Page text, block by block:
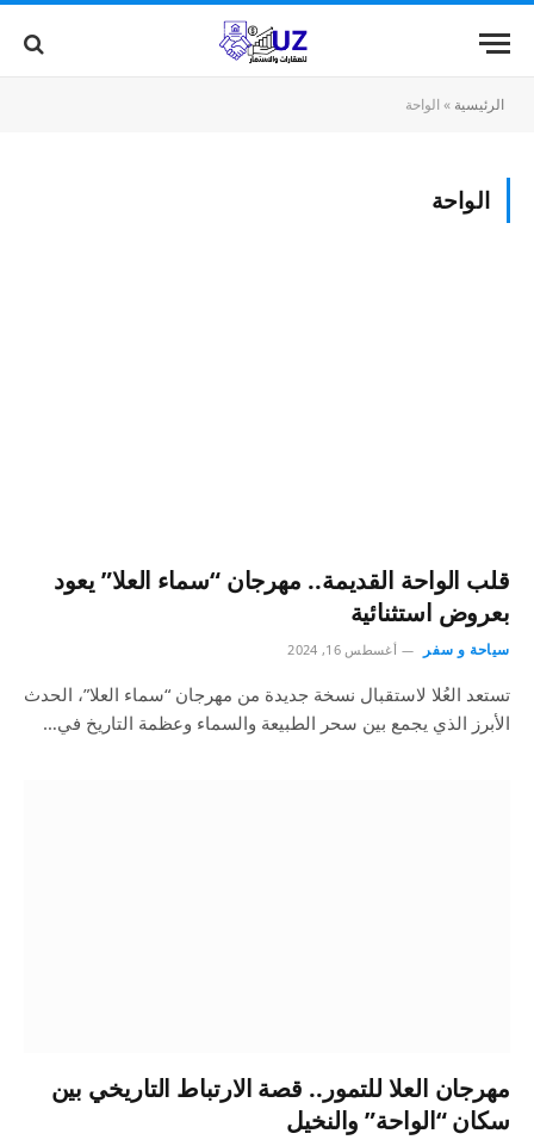
الرئيسية » الواحة
الواحة
قلب الواحة القديمة.. مهرجان “سماء العلا” يعود
بعروض استثنائية
سياحة و سفر أغسطس 16, 2024
تستعد العُلا لاستقبال نسخة جديدة من مهرجان “سماء العلا”، الحدث
الأبرز الذي يجمع بين سحر الطبيعة والسماء وعظمة التاريخ في…
مهرجان العلا للتمور.. قصة الارتباط التاريخي بين
سكان “الواحة” والنخيل